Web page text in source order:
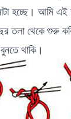
হচ্ছে। আমি
তলা থেকে শুরু
থাকি।